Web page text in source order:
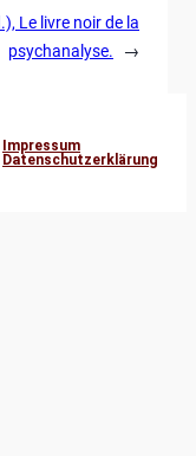
Le livre noir de la
psychanalyse.
→
Impressum
Datenschutzerklärung